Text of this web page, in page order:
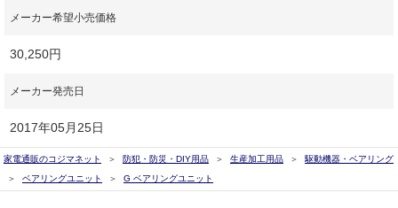
メーカー希望小売価格
30,250円
メーカー発売日
2017年05月25日
家電通販のコジマネット 防犯・防災・DIY用品 生産加工用品
駆動機器・ベアリング
ベアリングユニット
G ベアリングユニット